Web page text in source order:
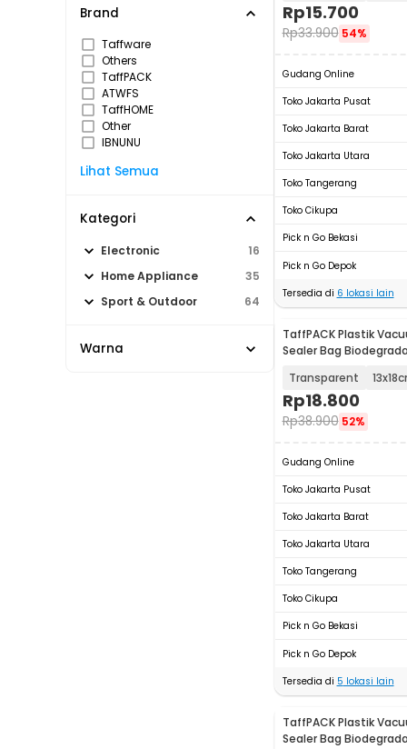
Brand
Taffware
Others
TaffPACK
ATWFS
TaffHOME
Other
IBNUNU
Lihat Semua
Kategori
Electronic
16
Home Appliance
35
Sport & Outdoor
64
Warna
Rp15.700
Rp33.900 54%
Gudang Online
Toko Jakarta Pusat
Toko Jakarta Barat
Toko Jakarta Utara
Toko Tangerang
Toko Cikupa
Pick n Go Bekasi
Pick n Go Depok
Tersedia di 6 lokasi lain
TaffPACK Plastik
Sealer Bag
Transparent
Rp18.800
Rp38.900 52%
Gudang Online
Toko Jakarta Pusat
Toko Jakarta Barat
Toko Jakarta Utara
Toko Tangerang
Toko Cikupa
Pick n Go Bekasi
Pick n Go Depok
Tersedia di 5 lokasi lain
TaffPACK Plastik
Sealer Bag